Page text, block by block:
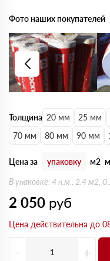
Толщина 20 мм 25 мм
70 мм
80 мм 90 мм
Цена за упаковку м2
В упаковке: 4 п.м., 2.4 м2,
2 050 руб
Цена действительна до
- +
Фото наших покупателей